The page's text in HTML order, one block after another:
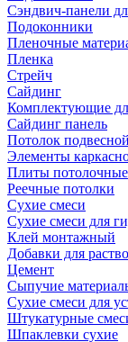
Сэндвич-панели
Подоконники
Пленочные
Пленка
Стрейч
Сайдинг
Комплектующие
Сайдинг панель
Потолок подвесной
Элементы
Плиты потолочные
Реечные потолки
Сухие смеси
Сухие смеси для
Клей монтажный
Добавки для
Цемент
Сыпучие
Сухие смеси для
Штукатурные
Шпаклевки сухие